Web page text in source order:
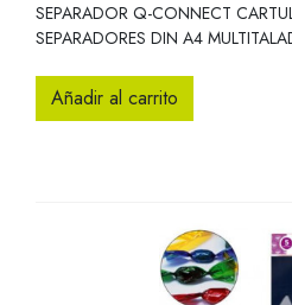
SEPARADOR Q-CONNECT
SEPARADORES DIN A4
Añadir al carrito